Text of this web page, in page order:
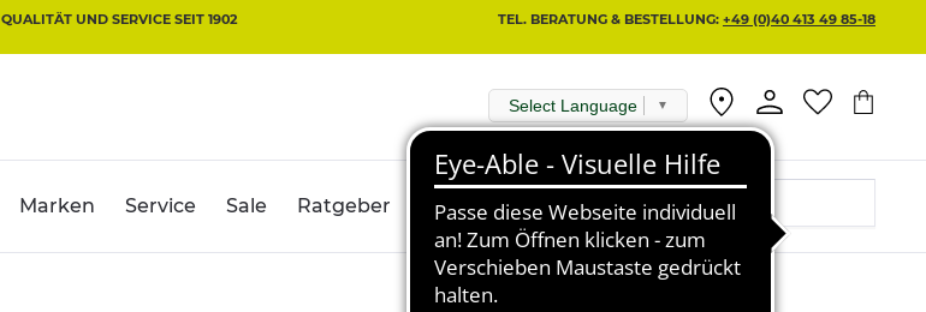
QUALITÄT UND SERVICE SEIT 1902 TEL. BERATUNG & BESTELLUNG: +49 (0)40 413 49 85-18
Select Language ▼
Marken Service Sale Ratgeber